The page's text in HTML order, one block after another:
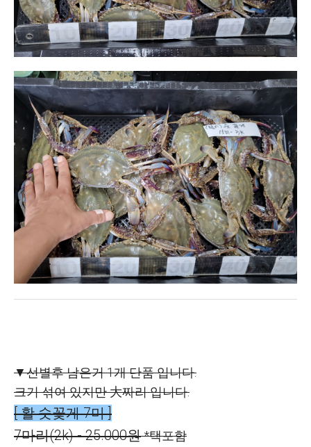
▼선별후 남은거 1개 단품 입니다.
크기 섞여 있지만 大짜리 입니다.
[ 활 숫꽃게 7미 ]
7마리(2k) - 25.000원*택포함